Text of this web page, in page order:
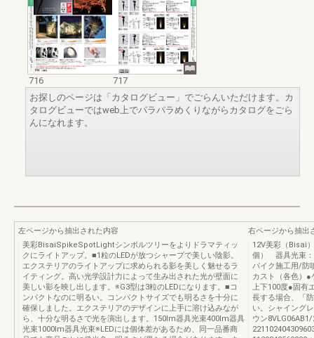
716
717
お探しのページは「カタログビュー」でごらんいただけます。カ
タログビューではweb上でパラパラめくりながらカタログをごら
んになれます。
左ページから抽出された内容
美彩BisaiSpikeSpotLightシンボルツリーをよりドラマティッ
クにライトアップ。■1粒のLEDが放つシャープで美しい陰影。
エクステリアのライトアップに求められる影を美しく魅せるラ
イティング。高い光学設計力によって生み出された光が壁面に
美しい影を映し出します。※G3型は3粒のLEDになります。■コ
ンパクトなのに明るい。コンパクトサイズでも明るさを十分に
確保しました。エクステリアのデザインに上手に溶け込みなが
ら、十分な明るさで光を演出します。150lm器具光束400lm器具
光束1000lm器具光束※LEDには個体差があるため、同一品番商
右ページから抽出
12V美彩（Bisai
個） 器具光束：
パイク施工用/防
カスト（各色）
上下100度●固有
長する場合、「
い。シャイング
ウン